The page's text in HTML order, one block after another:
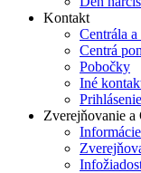
Kontakt
Centrála
Centrá
Pobočky
Iné
Zverejňovanie a